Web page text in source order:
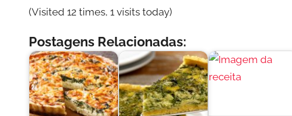
(Visited 12 times, 1 visits today)
Postagens Relacionadas: